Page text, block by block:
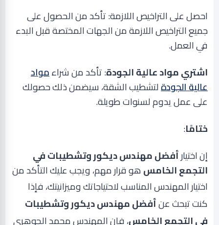
احصل على التراخيص اللازمة: تأكد من الحصول على
جميع التراخيص اللازمة من الجهات المختصة قبل البدء
في العمل.
اشتري مواد عالية الجودة: تأكد من شراءمواد
عالية الجودةلتشطيب الشقة، سيضمن ذلك حصولك
على عمل يدوم لسنوات طويلة.
ختامًا:
إن اختيارأفضل مهندس ديكور وتشطيبات في
التجمع الخامسهو قرار مهم، ويجب عليك التأكد من
اختيار المهندس المناسب لاحتياجاتك وميزانيتك، فإذا
كنت تبحث عنأفضل مهندس ديكور وتشطيبات
في التجمع الخامس، فإن المهندس محمد الجوهري